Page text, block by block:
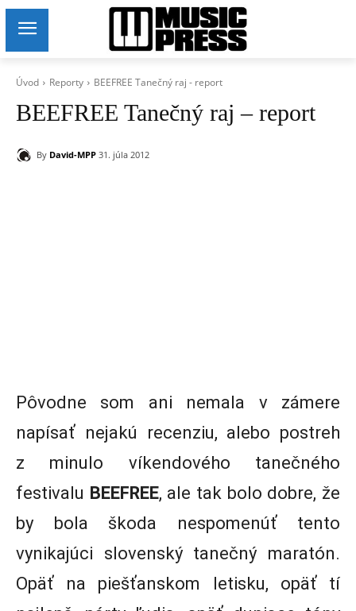
Úvod Reporty BEEFREE Tanečný raj - report
BEEFREE Tanečný raj – report
By David-MPP 31. júla 2012
Pôvodne som ani nemala v zámere
napísať nejakú recenziu, alebo postreh
z minulo víkendového tanečného
festivalu BEEFREE, ale tak bolo dobre, že
by bola škoda nespomenúť tento
vynikajúci slovenský tanečný maratón.
Opäť na piešťanskom letisku, opäť tí